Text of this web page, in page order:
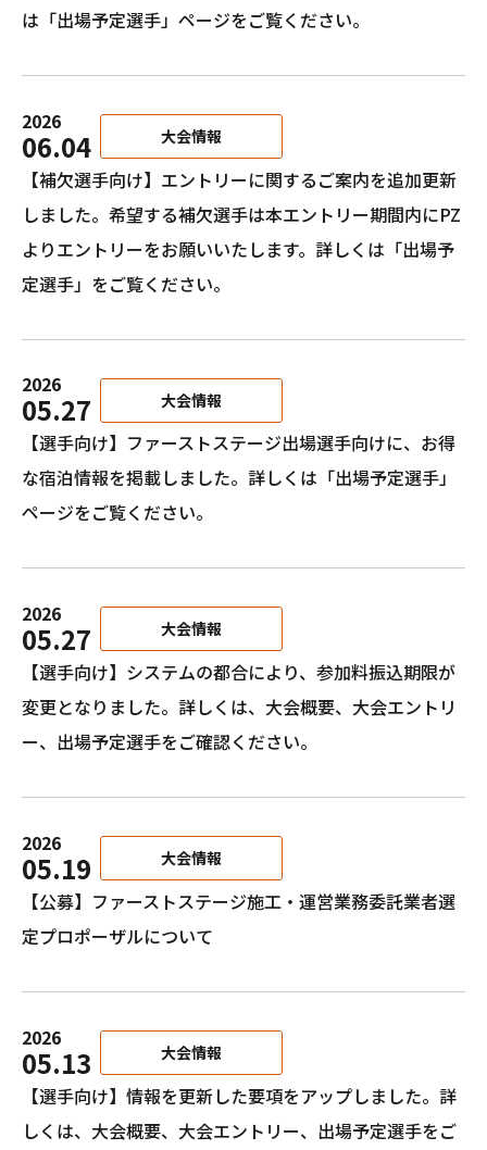
は「出場予定選手」ページをご覧ください。
2026
06.04 大会情報
【補欠選手向け】エントリーに関するご案内を追加更新
しました。希望する補欠選手は本エントリー期間内にPZ
よりエントリーをお願いいたします。詳しくは「出場予
定選手」をご覧ください。
2026
05.27 大会情報
【選手向け】ファーストステージ出場選手向けに、お得
な宿泊情報を掲載しました。詳しくは「出場予定選手」
ページをご覧ください。
2026
05.27 大会情報
【選手向け】システムの都合により、参加料振込期限が
変更となりました。詳しくは、大会概要、大会エントリ
ー、出場予定選手をご確認ください。
2026
05.19 大会情報
【公募】ファーストステージ施工・運営業務委託業者選
定プロポーザルについて
2026
05.13 大会情報
【選手向け】情報を更新した要項をアップしました。詳
しくは、大会概要、大会エントリー、出場予定選手をご